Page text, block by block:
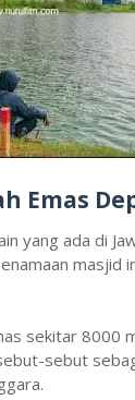
Emas
yang ada di
masjid
sekitar 8000
sebut